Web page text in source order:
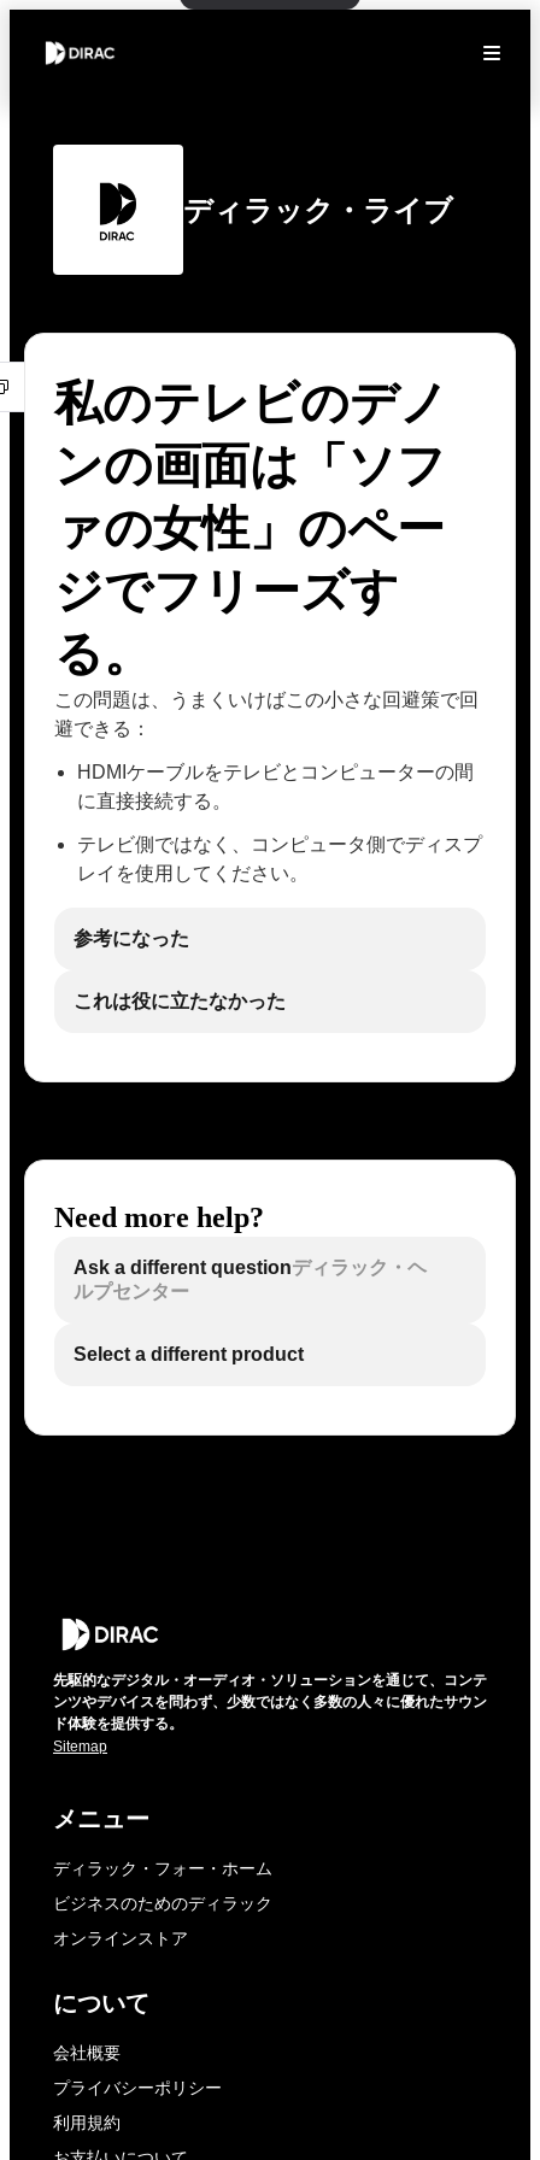
ディラック・ライブ
私のテレビのデノ
ンの画面は「ソフ
ァの女性」のペー
ジでフリーズす
る。
この問題は、うまくいけばこの小さな回避策で回
避できる：
HDMIケーブルをテレビとコンピューターの間
に直接接続する。
テレビ側ではなく、コンピュータ側でディスプ
レイを使用してください。
参考になった
これは役に立たなかった
Need more help?
Ask a different questionディラック・ヘ
ルプセンター
Select a different product
先駆的なデジタル・オーディオ・ソリューションを通じて、コンテ
ンツやデバイスを問わず、少数ではなく多数の人々に優れたサウン
ド体験を提供する。
Sitemap
メニュー
ディラック・フォー・ホーム
ビジネスのためのディラック
オンラインストア
について
会社概要
プライバシーポリシー
利用規約